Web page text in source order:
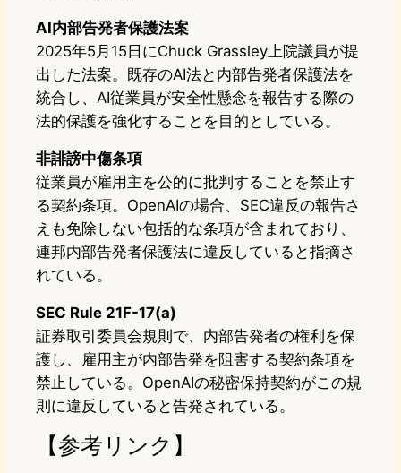
AI内部告発者保護法案
2025年5月15日にChuck Grassley上院議員が提
出した法案。既存のAI法と内部告発者保護法を
統合し、AI従業員が安全性懸念を報告する際の
法的保護を強化することを目的としている。
非誹謗中傷条項
従業員が雇用主を公的に批判することを禁止す
る契約条項。OpenAIの場合、SEC違反の報告さ
えも免除しない包括的な条項が含まれており、
連邦内部告発者保護法に違反していると指摘さ
れている。
SEC Rule 21F-17(a)
証券取引委員会規則で、内部告発者の権利を保
護し、雇用主が内部告発を阻害する契約条項を
禁止している。OpenAIの秘密保持契約がこの規
則に違反していると告発されている。
【参考リンク】